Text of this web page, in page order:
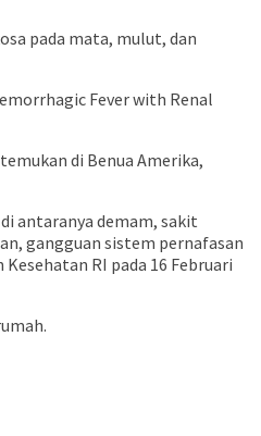
pada mata, mulut, dan
Fever with Renal
di Benua Amerika,
antaranya demam, sakit
gangguan sistem pernafasan
RI pada 16 Februari